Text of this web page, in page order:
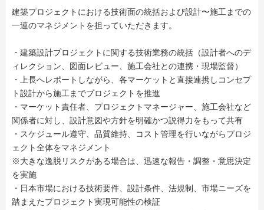
建築プロジェクトにおける技術面の統括および設計〜施工までの
一連のマネジメントを担っていただきます。
・建築設計プロジェクトに関する技術業務の統括（設計者へのデ
ィレクション、図面レビュー、施工会社との連携・現場監督）
・上長へレポートしながら、各マーケットと直接連携しコンセプ
ト設計から施工までプロジェクトを推進
・マーケット責任者、プロジェクトマネージャー、施工会社など
関係者に対し、設計意図や方針を明確かつ説得力をもって共有
・スケジュール遵守、品質維持、コスト管理を行いながらプロジ
ェクト全体をマネジメント
※大きな逸脱リスクがある場合は、迅速な報告・調整・意思決定
を実施
・日本市場における技術要件、設計条件、法規制、市場ニーズを
踏まえたプロジェクト実現可能性の検証